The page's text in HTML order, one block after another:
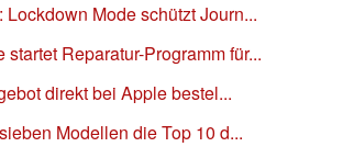
Mode schützt Journ...
Reparatur-Programm für...
direkt bei Apple bestel...
Modellen die Top 10 d...